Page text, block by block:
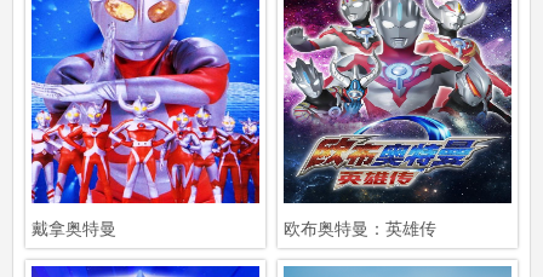
戴拿奥特曼 欧布奥特曼：英雄传